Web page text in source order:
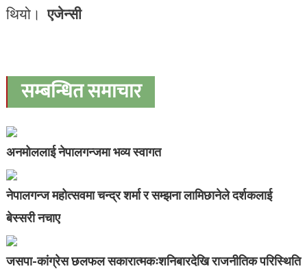
थियो।एजेन्सी
सम्बन्धित समाचार
अनमोललाई नेपालगन्जमा भव्य स्वागत
नेपालगन्ज महोत्सवमा चन्द्र शर्मा र सम्झना लामिछानेले दर्शकलाई
बेस्सरी नचाए
जसपा-कांग्रेस छलफल सकारात्मकःशनिबारदेखि राजनीतिक परिस्थिति